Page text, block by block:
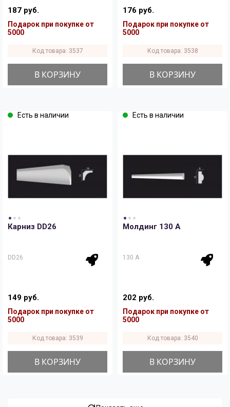
187 руб.
Подарок при покупке от
5000
Код товара: 3537
В КОРЗИНУ
176 руб.
Подарок при покупке от
5000
Код товара: 3538
В КОРЗИНУ
Есть в наличии
Карниз DD26
DD26
149 руб.
Подарок при покупке от
5000
Код товара: 3539
В КОРЗИНУ
Есть в наличии
Молдинг 130 A
130 A
202 руб.
Подарок при покупке от
5000
Код товара: 3540
В КОРЗИНУ